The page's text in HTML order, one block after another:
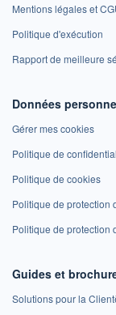
Mentions légales et
Politique d'exécution
Rapport de meilleure
Données
Gérer mes cookies
Politique de
Politique de cookies
Politique de protection
Politique de protection
Guides et
Solutions pour la